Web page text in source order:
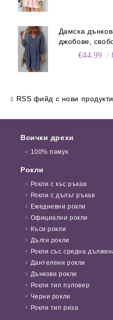
Дамска
джобове,
V-образно
€44.99
RSS фийд с нови продукти
Всички дрехи
100% памук
Рокли
Рокли с къс ръкав
Рокли с дълъг ръкав
Ежедневни рокли
Официални рокли
Къси рокли
Дълги рокли
Рокли със средна
Дантелени рокли
Дънкови рокли
Рокли тип пуловер
Черни рокли
Рокли тип риза